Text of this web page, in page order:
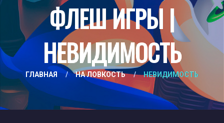
ФЛЕШ ИГРЫ |
НЕВИДИМОСТЬ
ГЛАВНАЯ / НА ЛОВКОСТЬ / НЕВИДИМОСТЬ